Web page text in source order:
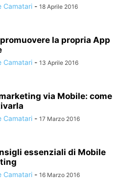
Camatari - 18 Aprile 2016
la propria App
Camatari - 13 Aprile 2016
via Mobile: come
Camatari - 17 Marzo 2016
essenziali di Mobile
Camatari - 16 Marzo 2016